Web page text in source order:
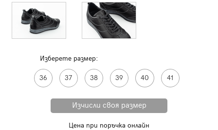
Изберете размер:
36 37 38 39 40 41
Цена при поръчка онлайн